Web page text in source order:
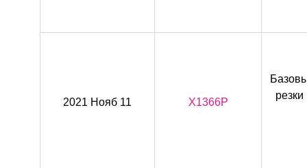
2021 Нояб 11 X1366P